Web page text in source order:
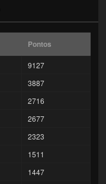
Pontos
9127
3887
2716
2677
2323
1511
1447